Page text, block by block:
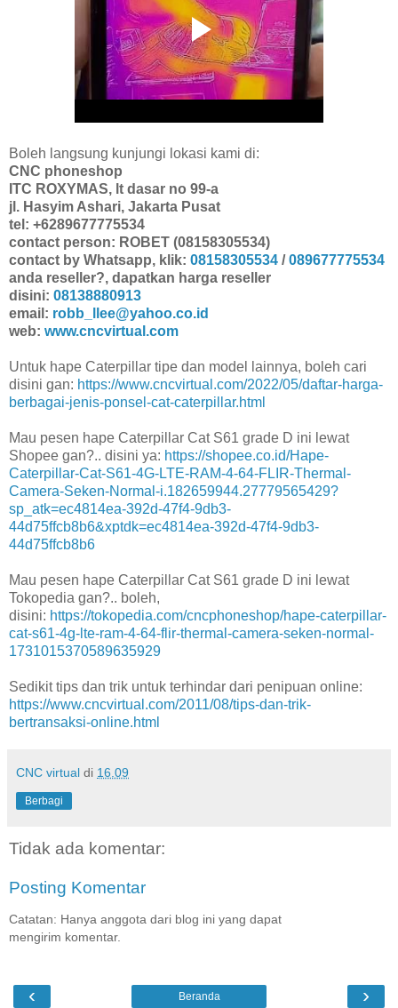
Boleh langsung kunjungi lokasi kami di:
CNC phoneshop
ITC ROXYMAS, lt dasar no 99-a
jl. Hasyim Ashari, Jakarta Pusat
tel: +6289677775534
contact person: ROBET (08158305534)
contact by Whatsapp, klik: 08158305534 /089677775534
anda reseller?, dapatkan harga reseller
disini: 08138880913
email: robb_llee@yahoo.co.id
web: www.cncvirtual.com
Untuk hape Caterpillar tipe dan model lainnya, boleh cari
disini gan: https://www.cncvirtual.com/2022/05/daftar-harga-
berbagai-jenis-ponsel-cat-caterpillar.html
Mau pesen hape Caterpillar Cat S61 grade D ini lewat
Shopee gan?.. disini ya: https://shopee.co.id/Hape-
Caterpillar-Cat-S61-4G-LTE-RAM-4-64-FLIR-Thermal-
Camera-Seken-Normal-i.182659944.27779565429?
sp_atk=ec4814ea-392d-47f4-9db3-
44d75ffcb8b6&xptdk=ec4814ea-392d-47f4-9db3-
44d75ffcb8b6
Mau pesen hape Caterpillar Cat S61 grade D ini lewat
Tokopedia gan?.. boleh,
disini: https://tokopedia.com/cncphoneshop/hape-caterpillar-
cat-s61-4g-lte-ram-4-64-flir-thermal-camera-seken-normal-
1731015370589635929
Sedikit tips dan trik untuk terhindar dari penipuan online:
https://www.cncvirtual.com/2011/08/tips-dan-trik-
bertransaksi-online.html
CNC virtual di 16.09
Berbagi
Tidak ada komentar:
Posting Komentar
Catatan: Hanya anggota dari blog ini yang dapat
mengirim komentar.
‹ ›
Beranda